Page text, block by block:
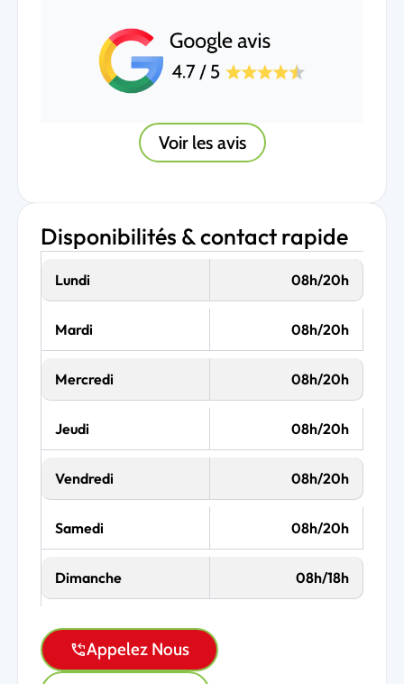
Voir les avis
Disponibilités & contact rapide
Lundi 08h/20h
Mardi 08h/20h
Mercredi 08h/20h
Jeudi 08h/20h
Vendredi 08h/20h
Samedi 08h/20h
Dimanche 08h/18h
Appelez Nous